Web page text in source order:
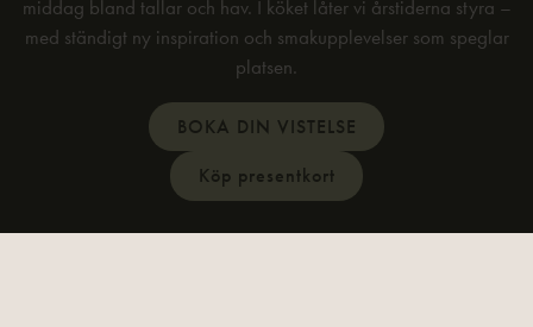
middag bland tallar och hav. I köket låter vi årstiderna styra –
med ständigt ny inspiration och smakupplevelser som speglar
platsen.
BOKA DIN VISTELSE
Köp presentkort